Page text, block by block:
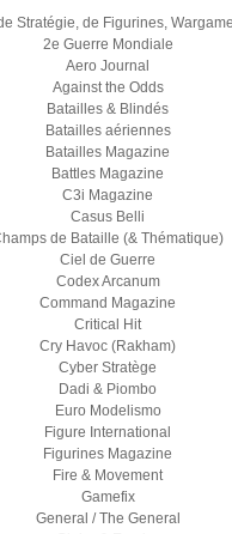
Stratégie, de Figurines,
2e Guerre Mondiale
Aero Journal
Against the Odds
Batailles & Blindés
Batailles aériennes
Batailles Magazine
Battles Magazine
C3i Magazine
Casus Belli
de Bataille (& Thématique)
Ciel de Guerre
Codex Arcanum
Command Magazine
Critical Hit
Cry Havoc (Rakham)
Cyber Stratège
Dadi & Piombo
Euro Modelismo
Figure International
Figurines Magazine
Fire & Movement
Gamefix
General / The General